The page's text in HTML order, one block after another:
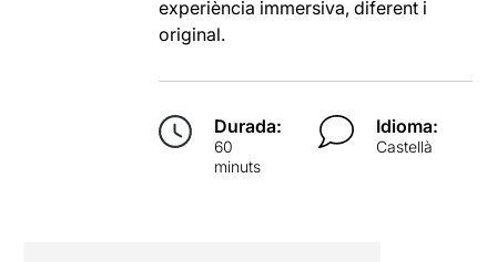
experiència immersiva, diferent i
original.
Durada:
60
minuts
Idioma:
Castellà